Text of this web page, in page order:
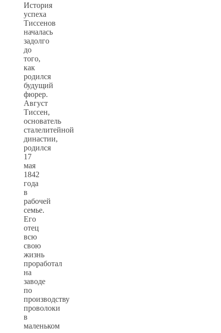
История
успеха
Тиссенов
началась
задолго
до
того,
как
родился
будущий
фюрер.
Август
Тиссен,
основатель
сталелитейной
династии,
родился
17
мая
1842
года
в
рабочей
семье.
Его
отец
всю
свою
жизнь
проработал
на
заводе
по
производству
проволоки
в
маленьком